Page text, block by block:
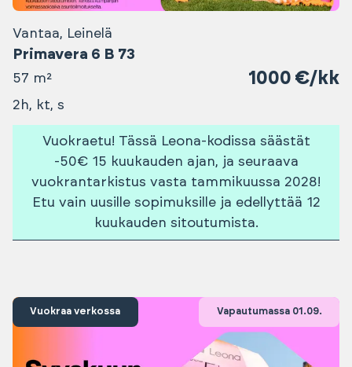
Vantaa, Leinelä
Primavera 6 B 73
57 m² 1000 €/kk
2h, kt, s
Vuokraetu! Tässä Leona-kodissa säästät
-50€ 15 kuukauden ajan, ja seuraava
vuokrantarkistus vasta tammikuussa 2028!
Etu vain uusille sopimuksille ja edellyttää 12
kuukauden sitoutumista.
Vuokraa verkossa Vapautumassa 01.09.